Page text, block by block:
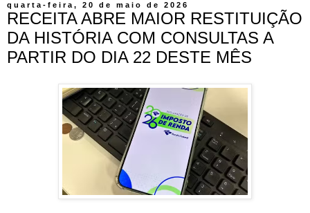
quarta-feira, 20 de maio de 2026
RECEITA ABRE MAIOR RESTITUIÇÃO
DA HISTÓRIA COM CONSULTAS A
PARTIR DO DIA 22 DESTE MÊS